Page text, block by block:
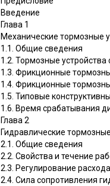
Введение
Глава 1
Механические тормозные
1.1. Общие сведения
1.2. Тормозные устройства
1.3. Фрикционные
1.4. Фрикционные
1.5. Типовые
1.6. Время срабатывания
Глава 2
Гидравлические
2.1. Общие сведения
2.2. Свойства и течение
2.3. Регулирование
2.4. Сила сопротивления